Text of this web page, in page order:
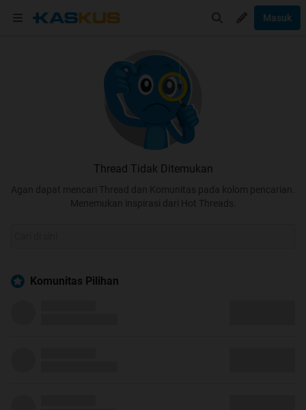
Masuk
Thread Tidak Ditemukan
Agan dapat mencari Thread dan Komunitas pada kolom pencarian.
Menemukan inspirasi dari Hot Threads.
Komunitas Pilihan